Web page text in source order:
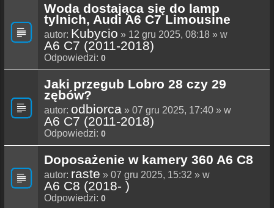
Woda dostająca się do lamp
tylnich, Audi A6 C7 Limousine
autor: Kubycio » 12 gru 2025, 08:18 » w
A6 C7 (2011-2018)
Odpowiedzi: 0
Jaki przegub Lobro 28 czy 29
zębów?
autor: odbiorca » 07 gru 2025, 17:40 » w
A6 C7 (2011-2018)
Odpowiedzi: 0
Doposażenie w kamery 360 A6 C8
autor: raste » 07 gru 2025, 15:32 » w
A6 C8 (2018- )
Odpowiedzi: 0